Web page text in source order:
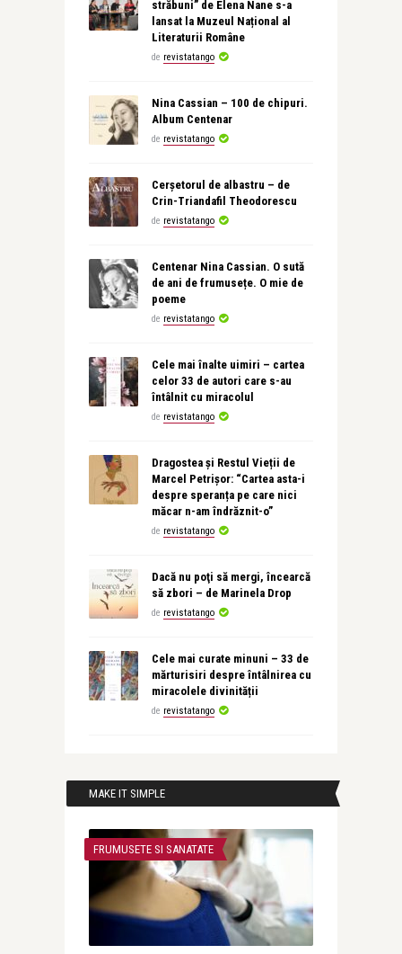
străbuni” de Elena Nane s-a
lansat la Muzeul Național al
Literaturii Române
de revistatango
Nina Cassian – 100 de chipuri.
Album Centenar
de revistatango
Cerșetorul de albastru – de
Crin-Triandafil Theodorescu
de revistatango
Centenar Nina Cassian. O sută
de ani de frumusețe. O mie de
poeme
de revistatango
Cele mai înalte uimiri – cartea
celor 33 de autori care s-au
întâlnit cu miracolul
de revistatango
Dragostea și Restul Vieții de
Marcel Petrișor: “Cartea asta-i
despre speranța pe care nici
măcar n-am îndrăznit-o”
de revistatango
Dacă nu poţi să mergi, încearcă
să zbori – de Marinela Drop
de revistatango
Cele mai curate minuni – 33 de
mărturisiri despre întâlnirea cu
miracolele divinității
de revistatango
MAKE IT SIMPLE
FRUMUSETE SI SANATATE